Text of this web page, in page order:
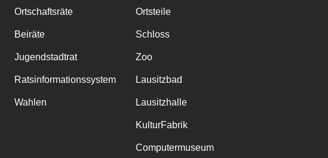
Ortschaftsräte
Beiräte
Jugendstadtrat
Ratsinformationssystem
Wahlen
Ortsteile
Schloss
Zoo
Lausitzbad
Lausitzhalle
KulturFabrik
Computermuseum